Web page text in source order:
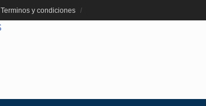
Terminos y condiciones